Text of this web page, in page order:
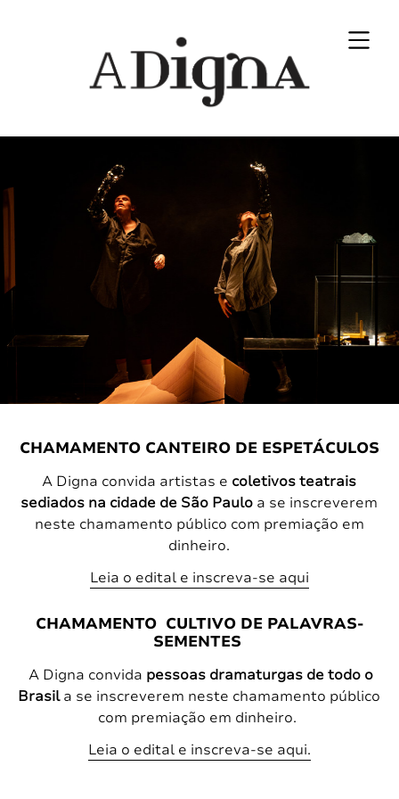
CHAMAMENTO CANTEIRO DE ESPETÁCULOS
A Digna convida artistas e coletivos teatrais
sediados na cidade de São Paulo a se inscreverem
neste chamamento público com premiação em
dinheiro.
Leia o edital e inscreva-se aqui
CHAMAMENTO CULTIVO DE PALAVRAS-
SEMENTES
A Digna convida pessoas dramaturgas de todo o
Brasila se inscreverem neste chamamento público
com premiação em dinheiro.
Leia o edital e inscreva-se aqui.